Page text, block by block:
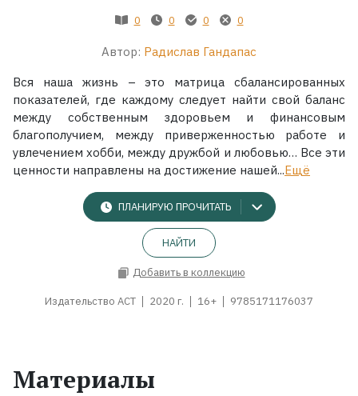
0 0 0 0
Автор: Радислав Гандапас
Вся наша жизнь – это матрица сбалансированных
показателей, где каждому следует найти свой баланс
между собственным здоровьем и финансовым
благополучием, между приверженностью работе и
увлечением хобби, между дружбой и любовью… Все эти
ценности направлены на достижение нашей...Ещё
ПЛАНИРУЮ ПРОЧИТАТЬ
НАЙТИ
Добавить в коллекцию
Издательство АСТ 2020 г. 16+ 9785171176037
Материалы